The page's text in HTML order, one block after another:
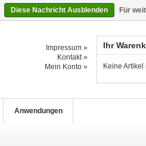
Impressum »
Kontakt »
Mein Konto »
Ihr
Keine
Anwendungen
Diese Nachricht Ausblenden Für